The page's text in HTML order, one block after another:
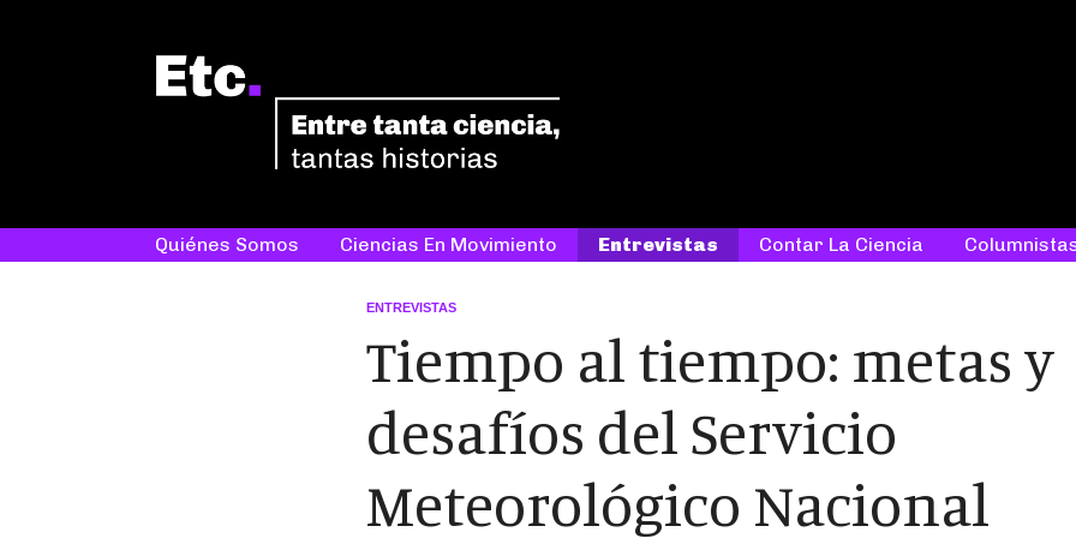
Quiénes Somos Ciencias En Movimiento Entrevistas Contar La Ciencia
ENTREVISTAS
Tiempo al tiempo: metas y
desafíos del Servicio
Meteorológico Nacional